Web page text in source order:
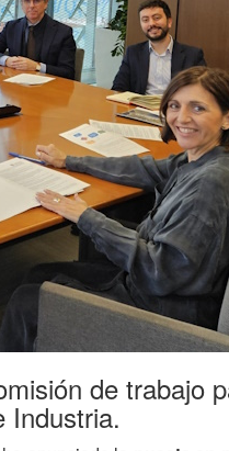
de trabajo
Industria.